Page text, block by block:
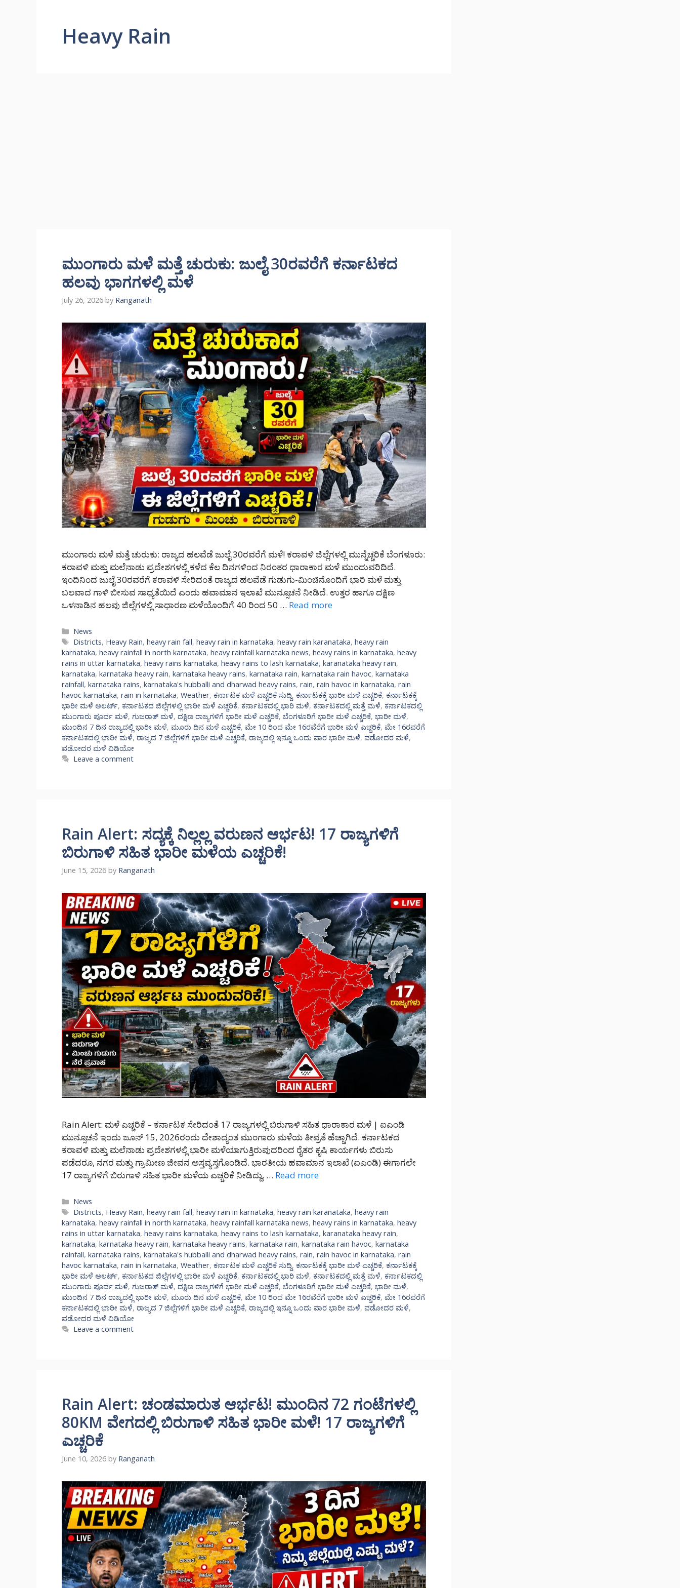
Heavy Rain
ಮುಂಗಾರು ಮಳೆ ಮತ್ತೆ ಚುರುಕು: ಜುಲೈ 30ರವರೆಗೆ ಕರ್ನಾಟಕದ
ಹಲವು ಭಾಗಗಳಲ್ಲಿ ಮಳೆ
July 26, 2026 by Ranganath
ಮುಂಗಾರು ಮಳೆ ಮತ್ತೆ ಚುರುಕು: ರಾಜ್ಯದ ಹಲವೆಡೆ ಜುಲೈ 30ರವರೆಗೆ ಮಳೆ! ಕರಾವಳಿ ಜಿಲ್ಲೆಗಳಲ್ಲಿ ಮುನ್ನೆಚ್ಚರಿಕೆ ಬೆಂಗಳೂರು:
ಕರಾವಳಿ ಮತ್ತು ಮಲೆನಾಡು ಪ್ರದೇಶಗಳಲ್ಲಿ ಕಳೆದ ಕೆಲ ದಿನಗಳಿಂದ ನಿರಂತರ ಧಾರಾಕಾರ ಮಳೆ ಮುಂದುವರಿದಿದೆ.
ಇಂದಿನಿಂದ ಜುಲೈ 30ರವರೆಗೆ ಕರಾವಳಿ ಸೇರಿದಂತೆ ರಾಜ್ಯದ ಹಲವೆಡೆ ಗುಡುಗು-ಮಿಂಚಿನೊಂದಿಗೆ ಭಾರಿ ಮಳೆ ಮತ್ತು
ಬಲವಾದ ಗಾಳಿ ಬೀಸುವ ಸಾಧ್ಯತೆಯಿದೆ ಎಂದು ಹವಾಮಾನ ಇಲಾಖೆ ಮುನ್ಸೂಚನೆ ನೀಡಿದೆ. ಉತ್ತರ ಹಾಗೂ ದಕ್ಷಿಣ
ಒಳನಾಡಿನ ಹಲವು ಜಿಲ್ಲೆಗಳಲ್ಲಿ ಸಾಧಾರಣ ಮಳೆಯೊಂದಿಗೆ 40 ರಿಂದ 50 … Read more
Categories
News
Tags
Districts, Heavy Rain,heavy rain fall,heavy rain in karnataka,heavy rain karanataka,heavy rain
karnataka, heavy rainfall in north karnataka, heavy rainfall karnataka news, heavy rains in karnataka, heavy
rains in uttar karnataka, heavy rains karnataka, heavy rains to lash karnataka, karanataka heavy rain,
karnataka, karnataka heavy rain, karnataka heavy rains, karnataka rain, karnataka rain havoc, karnataka
rainfall, karnataka rains, karnataka's hubballi and dharwad heavy rains, rain, rain havoc in karnataka, rain
havoc karnataka, rain in karnataka, Weather, ಕರ್ನಾಟಕ ಮಳೆ ಎಚ್ಚರಿಕೆ ಸುದ್ದಿ, ಕರ್ನಾಟಕಕ್ಕೆ ಭಾರೀ ಮಳೆ ಎಚ್ಚರಿಕೆ, ಕರ್ನಾಟಕಕ್ಕೆ
ಭಾರೀ ಮಳೆ ಅಲರ್ಟ್‌, ಕರ್ನಾಟಕದ ಜಿಲ್ಲೆಗಳಲ್ಲಿ ಭಾರೀ ಮಳೆ ಎಚ್ಚರಿಕೆ, ಕರ್ನಾಟಕದಲ್ಲಿ ಭಾರಿ ಮಳೆ, ಕರ್ನಾಟಕದಲ್ಲಿ ಮತ್ತೆ ಮಳೆ, ಕರ್ನಾಟಕದಲ್ಲಿ
ಮುಂಗಾರು ಪೂರ್ವ ಮಳೆ, ಗುಜರಾತ್ ಮಳೆ, ದಕ್ಷಿಣ ರಾಜ್ಯಗಳಿಗೆ ಭಾರೀ ಮಳೆ ಎಚ್ಚರಿಕೆ, ಬೆಂಗಳೂರಿಗೆ ಭಾರೀ ಮಳೆ ಎಚ್ಚರಿಕೆ, ಭಾರೀ ಮಳೆ,
ಮುಂದಿನ 7 ದಿನ ರಾಜ್ಯದಲ್ಲಿ ಭಾರೀ ಮಳೆ, ಮೂರು ದಿನ ಮಳೆ ಎಚ್ಚರಿಕೆ, ಮೇ 10 ರಿಂದ ಮೇ 16ರವೆರೆಗೆ ಭಾರೀ ಮಳೆ ಎಚ್ಚರಿಕೆ, ಮೇ 16ರವರೆಗೆ
ಕರ್ನಾಟಕದಲ್ಲಿ ಭಾರೀ ಮಳೆ, ರಾಜ್ಯದ 7 ಜಿಲ್ಲೆಗಳಿಗೆ ಭಾರೀ ಮಳೆ ಎಚ್ಚರಿಕೆ, ರಾಜ್ಯದಲ್ಲಿ ಇನ್ನೂ ಒಂದು ವಾರ ಭಾರೀ ಮಳೆ, ವಡೋದರ ಮಳೆ,
ವಡೋದರ ಮಳೆ ವಿಡಿಯೋ
Leave a comment
Rain Alert: ಸದ್ಯಕ್ಕೆ ನಿಲ್ಲಲ್ಲ ವರುಣನ ಆರ್ಭಟ! 17 ರಾಜ್ಯಗಳಿಗೆ
ಬಿರುಗಾಳಿ ಸಹಿತ ಭಾರೀ ಮಳೆಯ ಎಚ್ಚರಿಕೆ!
June 15, 2026 by Ranganath
Rain Alert: ಮಳೆ ಎಚ್ಚರಿಕೆ – ಕರ್ನಾಟಕ ಸೇರಿದಂತೆ 17 ರಾಜ್ಯಗಳಲ್ಲಿ ಬಿರುಗಾಳಿ ಸಹಿತ ಧಾರಾಕಾರ ಮಳೆ | ಐಎಂಡಿ
ಮುನ್ಸೂಚನೆ ಇಂದು ಜೂನ್ 15, 2026ರಂದು ದೇಶಾದ್ಯಂತ ಮುಂಗಾರು ಮಳೆಯ ತೀವ್ರತೆ ಹೆಚ್ಚಾಗಿದೆ. ಕರ್ನಾಟಕದ
ಕರಾವಳಿ ಮತ್ತು ಮಲೆನಾಡು ಪ್ರದೇಶಗಳಲ್ಲಿ ಭಾರೀ ಮಳೆಯಾಗುತ್ತಿರುವುದರಿಂದ ರೈತರ ಕೃಷಿ ಕಾರ್ಯಗಳು ಬಿರುಸು
ಪಡೆದರೂ, ನಗರ ಮತ್ತು ಗ್ರಾಮೀಣ ಜೀವನ ಅಸ್ತವ್ಯಸ್ತಗೊಂಡಿದೆ. ಭಾರತೀಯ ಹವಾಮಾನ ಇಲಾಖೆ (ಐಎಂಡಿ) ಈಗಾಗಲೇ
17 ರಾಜ್ಯಗಳಿಗೆ ಬಿರುಗಾಳಿ ಸಹಿತ ಭಾರೀ ಮಳೆಯ ಎಚ್ಚರಿಕೆ ನೀಡಿದ್ದು, … Read more
Categories
News
Tags
Districts, Heavy Rain,heavy rain fall,heavy rain in karnataka,heavy rain karanataka,heavy rain
karnataka, heavy rainfall in north karnataka, heavy rainfall karnataka news, heavy rains in karnataka, heavy
rains in uttar karnataka, heavy rains karnataka, heavy rains to lash karnataka, karanataka heavy rain,
karnataka, karnataka heavy rain, karnataka heavy rains, karnataka rain, karnataka rain havoc, karnataka
rainfall, karnataka rains, karnataka's hubballi and dharwad heavy rains, rain, rain havoc in karnataka, rain
havoc karnataka, rain in karnataka, Weather, ಕರ್ನಾಟಕ ಮಳೆ ಎಚ್ಚರಿಕೆ ಸುದ್ದಿ, ಕರ್ನಾಟಕಕ್ಕೆ ಭಾರೀ ಮಳೆ ಎಚ್ಚರಿಕೆ, ಕರ್ನಾಟಕಕ್ಕೆ
ಭಾರೀ ಮಳೆ ಅಲರ್ಟ್‌, ಕರ್ನಾಟಕದ ಜಿಲ್ಲೆಗಳಲ್ಲಿ ಭಾರೀ ಮಳೆ ಎಚ್ಚರಿಕೆ, ಕರ್ನಾಟಕದಲ್ಲಿ ಭಾರಿ ಮಳೆ, ಕರ್ನಾಟಕದಲ್ಲಿ ಮತ್ತೆ ಮಳೆ, ಕರ್ನಾಟಕದಲ್ಲಿ
ಮುಂಗಾರು ಪೂರ್ವ ಮಳೆ, ಗುಜರಾತ್ ಮಳೆ, ದಕ್ಷಿಣ ರಾಜ್ಯಗಳಿಗೆ ಭಾರೀ ಮಳೆ ಎಚ್ಚರಿಕೆ, ಬೆಂಗಳೂರಿಗೆ ಭಾರೀ ಮಳೆ ಎಚ್ಚರಿಕೆ, ಭಾರೀ ಮಳೆ,
ಮುಂದಿನ 7 ದಿನ ರಾಜ್ಯದಲ್ಲಿ ಭಾರೀ ಮಳೆ, ಮೂರು ದಿನ ಮಳೆ ಎಚ್ಚರಿಕೆ, ಮೇ 10 ರಿಂದ ಮೇ 16ರವೆರೆಗೆ ಭಾರೀ ಮಳೆ ಎಚ್ಚರಿಕೆ, ಮೇ 16ರವರೆಗೆ
ಕರ್ನಾಟಕದಲ್ಲಿ ಭಾರೀ ಮಳೆ, ರಾಜ್ಯದ 7 ಜಿಲ್ಲೆಗಳಿಗೆ ಭಾರೀ ಮಳೆ ಎಚ್ಚರಿಕೆ, ರಾಜ್ಯದಲ್ಲಿ ಇನ್ನೂ ಒಂದು ವಾರ ಭಾರೀ ಮಳೆ, ವಡೋದರ ಮಳೆ,
ವಡೋದರ ಮಳೆ ವಿಡಿಯೋ
Leave a comment
Rain Alert: ಚಂಡಮಾರುತ ಆರ್ಭಟ! ಮುಂದಿನ 72 ಗಂಟೆಗಳಲ್ಲಿ
80KM ವೇಗದಲ್ಲಿ ಬಿರುಗಾಳಿ ಸಹಿತ ಭಾರೀ ಮಳೆ! 17 ರಾಜ್ಯಗಳಿಗೆ
ಎಚ್ಚರಿಕೆ
June 10, 2026 by Ranganath